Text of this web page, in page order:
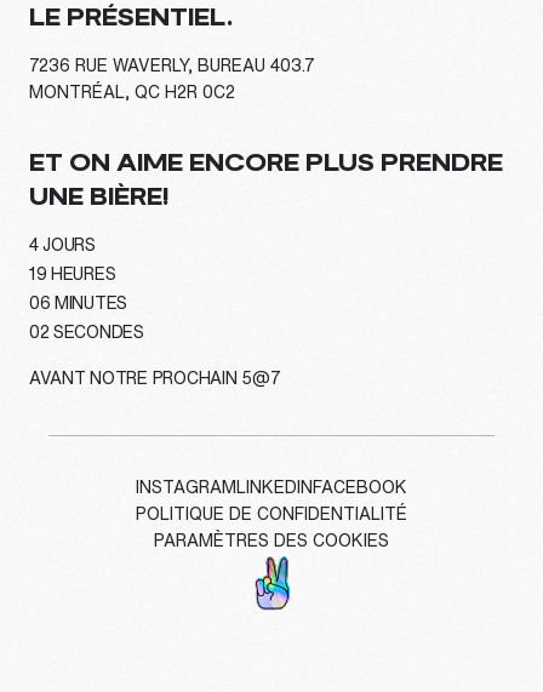
LE PRÉSENTIEL.
7236 RUE WAVERLY, BUREAU 403.7
MONTRÉAL, QC H2R 0C2
ET ON AIME ENCORE PLUS PRENDRE
UNE BIÈRE!
4 JOURS
19 HEURES
06 MINUTES
00 SECONDE
AVANT NOTRE PROCHAIN 5@7
INSTAGRAM LINKEDIN FACEBOOK
POLITIQUE DE CONFIDENTIALITÉ
PARAMÈTRES DES COOKIES